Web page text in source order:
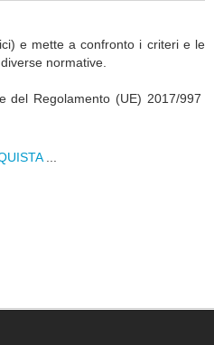
e mette a confronto i criteri e le
normative.
del Regolamento (UE) 2017/997
...